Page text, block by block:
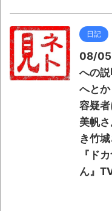
日記
08/
への
へと
容疑
美帆
き竹
『ド
ん』